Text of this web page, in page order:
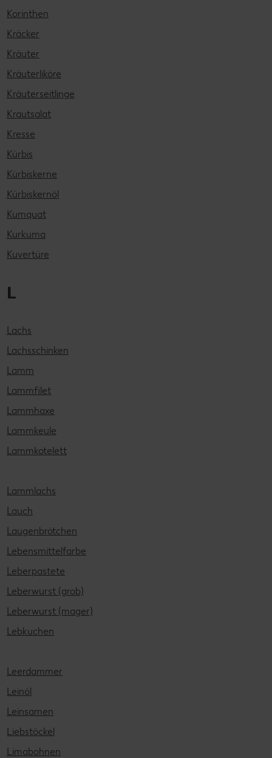
Korinthen
Kräcker
Kräuter
Kräuterliköre
Kräuterseitlinge
Krautsalat
Kresse
Kürbis
Kürbiskerne
Kürbiskernöl
Kumquat
Kurkuma
Kuvertüre
L
Lachs
Lachsschinken
Lamm
Lammfilet
Lammhaxe
Lammkeule
Lammkotelett
Lammlachs
Lauch
Laugenbrötchen
Lebensmittelfarbe
Leberpastete
Leberwurst (grob)
Leberwurst (mager)
Lebkuchen
Leerdammer
Leinöl
Leinsamen
Liebstöckel
Limabohnen